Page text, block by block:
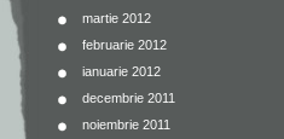
martie 2012
februarie 2012
ianuarie 2012
decembrie 2011
noiembrie 2011